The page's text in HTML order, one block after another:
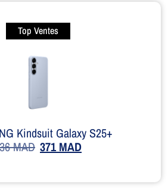
Top Ventes
Kindsuit Galaxy S25+
MAD 371MAD